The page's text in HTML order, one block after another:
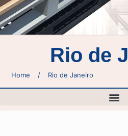
Rio de
Home / Rio de Janeiro